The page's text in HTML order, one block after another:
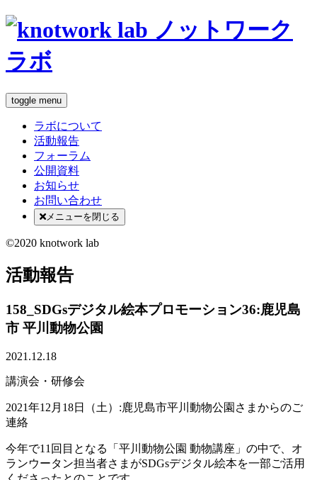
toggle menu
ラボについて
活動報告
フォーラム
公開資料
お知らせ
お問い合わせ
メニューを閉じる
©2020 knotwork lab
活動報告
158_SDGsデジタル絵本プロモーション36:鹿児島
市 平川動物公園
2021.12.18
講演会・研修会
2021年12月18日（土）:鹿児島市平川動物公園さまからのご
連絡
今年で11回目となる「平川動物公園 動物講座」の中で、オ
ランウータン担当者さまがSDGsデジタル絵本を一部ご活用